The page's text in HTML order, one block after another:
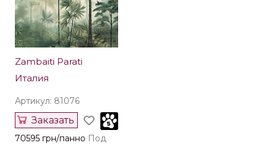
Zambaiti Parati
Италия
Артикул: 81076
Заказать
70595 грн/панно Под